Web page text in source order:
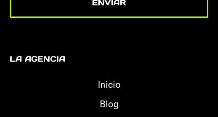
ENVIAR
LA AGENCIA
Inicio
Blog